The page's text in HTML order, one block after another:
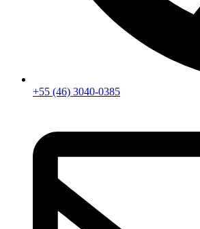
+55 (46) 3040-0385